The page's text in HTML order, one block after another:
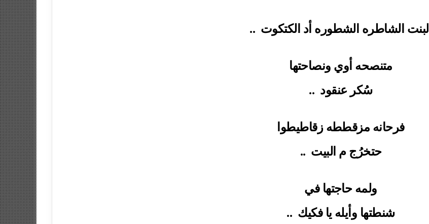
البنت الشاطره الشطوره أد الكتكوت ..
متنصحه أوي ونصاحتها
سُكر عنقود ..
فرحانه مزقططه زقاطيطوا
حتخرُج م البيت ..
ولمه حاجتها في
شنطتها وأيله يا فكيك ..